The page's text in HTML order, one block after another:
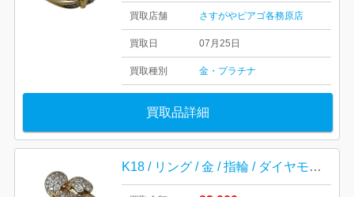
買取店舗 さすがやピアゴ各務原店
買取日 07月25日
買取種別 金・プラチナ
買取品詳細
K18 / リング / 金 / 指輪 / ダイヤモンド / アクセサリー / 貴金属